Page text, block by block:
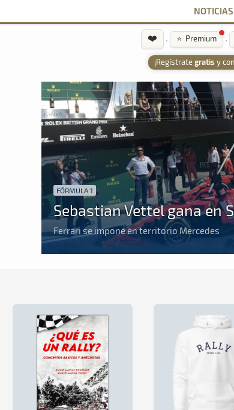
NOTICIAS
❤️ · ⭐ Premium ·
¡Regístrategratis y
FÓRMULA 1
Sebastian Vettel gana en
Ferrari se impone en territorio Mercedes